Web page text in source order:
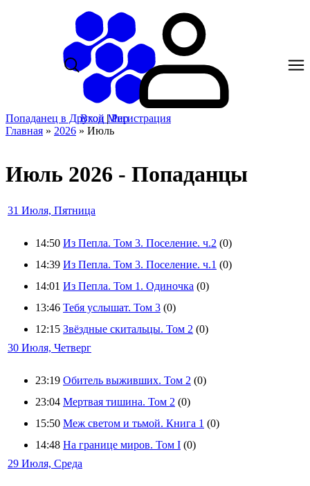
Попаданец в Другой Мир
Вход |Регистрация
Главная » 2026 » Июль
Июль 2026 - Попаданцы
31 Июля, Пятница
14:50 Из Пепла. Том 3. Поселение. ч.2 (0)
14:39 Из Пепла. Том 3. Поселение. ч.1 (0)
14:01 Из Пепла. Том 1. Одиночка (0)
13:46 Тебя услышат. Том 3 (0)
12:15 Звёздные скитальцы. Том 2 (0)
30 Июля, Четверг
23:19 Обитель выживших. Том 2 (0)
23:04 Мертвая тишина. Том 2 (0)
15:50 Меж светом и тьмой. Книга 1 (0)
14:48 На границе миров. Том I (0)
29 Июля, Среда